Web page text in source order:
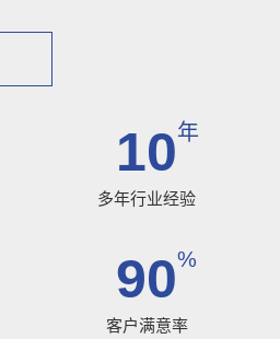
10年
多年行业经验
90%
客户满意率